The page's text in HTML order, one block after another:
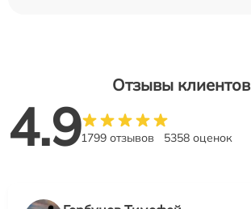
Отзывы клиентов
4.91799 отзывов 5358 оценок